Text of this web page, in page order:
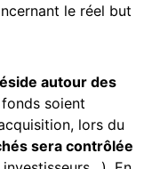
le réel but
autour des
soient
lors du
sera contrôlée